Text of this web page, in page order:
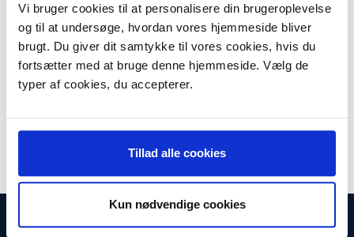
Vi bruger cookies til at personalisere din brugeroplevelse
og til at undersøge, hvordan vores hjemmeside bliver
brugt. Du giver dit samtykke til vores cookies, hvis du
fortsætter med at bruge denne hjemmeside. Vælg de
typer af cookies, du accepterer.
Tillad alle cookies
Kun nødvendige cookies
Centralstøvsuger. DeLuxe
Model/varenr.: 42000505
7.999,00 DKK m/Moms
Plus leveringsomkostninger.
39,00 til pakkehops. Fri fragt til
På lager